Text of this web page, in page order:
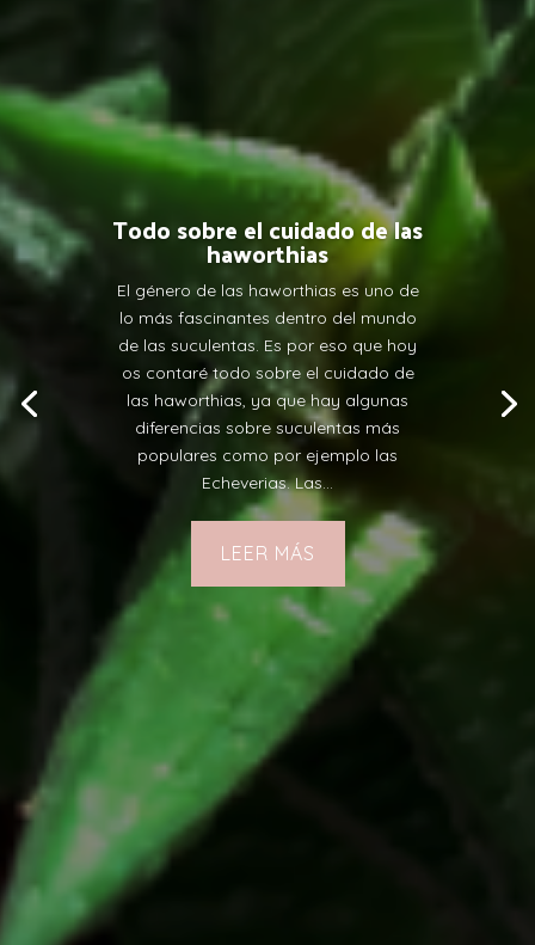
Todo sobre el cuidado de las
haworthias
El género de las haworthias es uno de
lo más fascinantes dentro del mundo
de las suculentas. Es por eso que hoy
os contaré todo sobre el cuidado de
las haworthias, ya que hay algunas
diferencias sobre suculentas más
populares como por ejemplo las
Echeverias. Las...
LEER MÁS